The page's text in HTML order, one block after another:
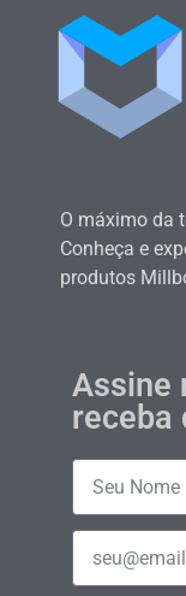
O máximo da
Conheça e
produtos
Assine
receba